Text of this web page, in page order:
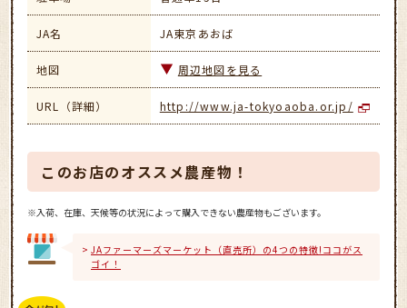
JA名 JA東京あおば
地図 周辺地図を見る
URL（詳細） http://www.ja-tokyoaoba.or.jp/
このお店のオススメ農産物！
※入荷、在庫、天候等の状況によって購入できない農産物もございます。
JAファーマーズマーケット（直売所）の4つの特徴!ココがス
ゴイ！